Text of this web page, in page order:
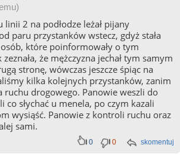
2 na podłodze leżał pijany
paru przystanków wstecz, gdyż stała
które poinformowały o tym
że mężczyzna jechał tym samym
stronę, wówczas jeszcze śpiąc na
kilka kolejnych przystanków, zanim
ruchu drogowego. Panowie weszli do
słychać u menela, po czym kazali
wysiąść. Panowie z kontroli ruchu oraz
sami.
skomentuj
0 0